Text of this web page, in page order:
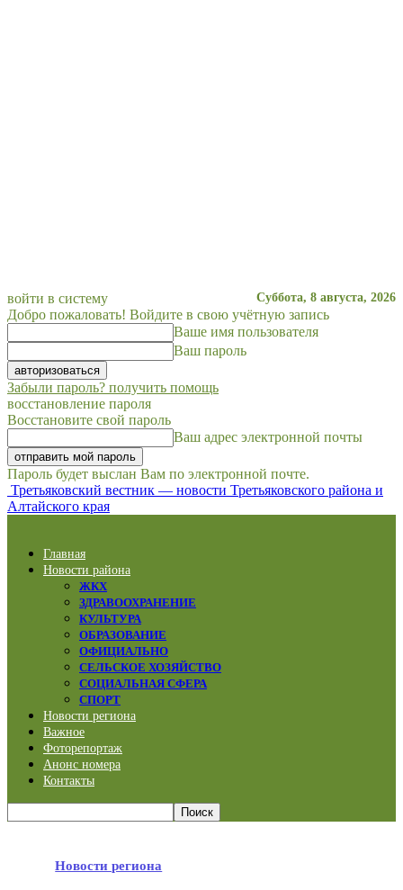
Суббота, 8 августа, 2026
войти в систему
Добро пожаловать! Войдите в свою учётную запись
Ваше имя пользователя
Ваш пароль
Забыли пароль? получить помощь
восстановление пароля
Восстановите свой пароль
Ваш адрес электронной почты
Пароль будет выслан Вам по электронной почте.
Третьяковский вестник — новости Третьяковского района и
Алтайского края
Главная
Новости района
ЖКХ
ЗДРАВООХРАНЕНИЕ
КУЛЬТУРА
ОБРАЗОВАНИЕ
ОФИЦИАЛЬНО
СЕЛЬСКОЕ ХОЗЯЙСТВО
СОЦИАЛЬНАЯ СФЕРА
СПОРТ
Новости региона
Важное
Фоторепортаж
Анонс номера
Контакты
Новости региона